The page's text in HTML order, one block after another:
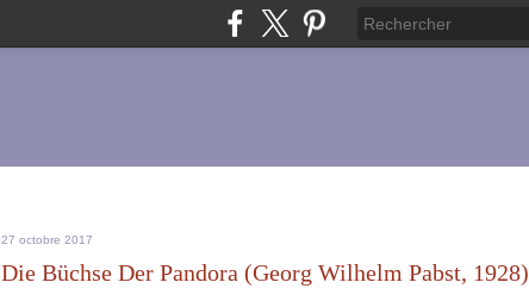
27 octobre 2017
Die Büchse Der Pandora (Georg Wilhelm Pabst, 1928)